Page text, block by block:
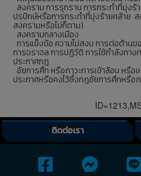
สงคราม การรุกราน การกระทำที่มุ่งร้
ปรปักษ์หรือการกระทำที่มุ่งร้ายคล้าย ส
สงครามหรือไม่ก็ตาม)
สงครามกลางเมือง
การแข็งข้อ ความไม่สงบ การต่อต้าน
การจราจล การปฏิวัติ การใช้กำลังทา
ประกาศกฎ
อัยการศึก หรือภาวะการเข้าล้อม หรือ
ประกาศหรือคงไว้ซึ่งกฎอัยการศึกหรือภ
ติดต่อเรา